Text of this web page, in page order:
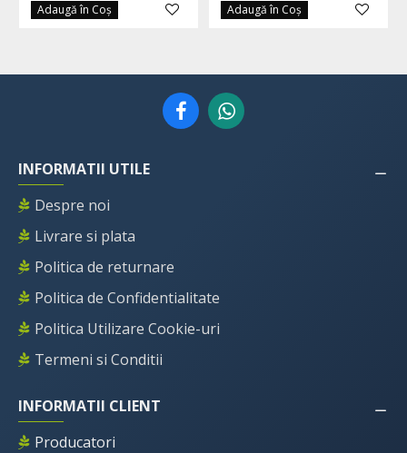
Adaugă în Coş Adaugă în Coş
INFORMATII UTILE
Despre noi
Livrare si plata
Politica de returnare
Politica de Confidentialitate
Politica Utilizare Cookie-uri
Termeni si Conditii
INFORMATII CLIENT
Producatori